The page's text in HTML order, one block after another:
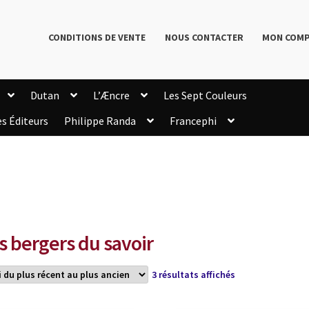
CONDITIONS DE VENTE NOUS CONTACTER MON
Dutan L’Æncre
Les Sept Couleurs
Éditeurs Philippe Randa
Francephi
bergers du savoir
3 résultats affichésTrié